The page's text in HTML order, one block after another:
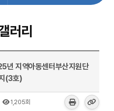
러리
년 지역아동센터부산지원단
(3호)
1,205회